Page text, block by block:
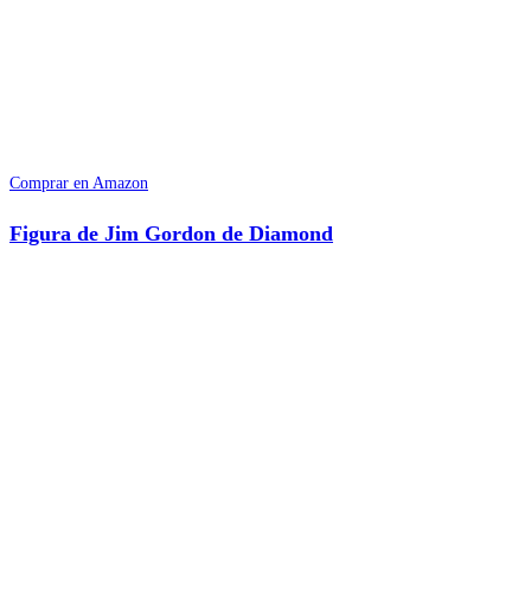
Comprar en Amazon
Figura de Jim Gordon de Diamond